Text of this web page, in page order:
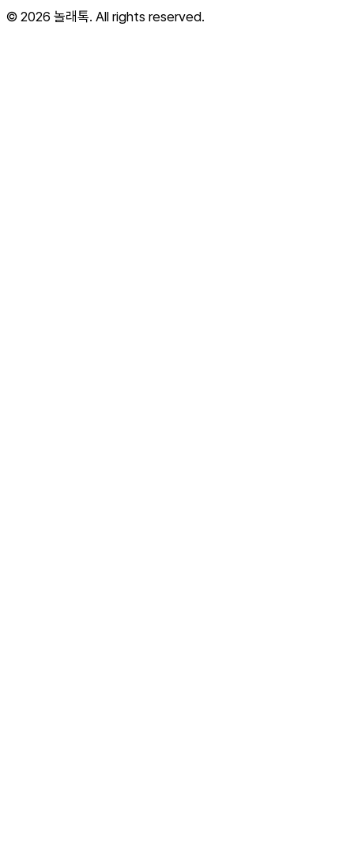
© 2026 놀래톡. All rights reserved.